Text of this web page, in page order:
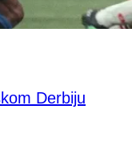
Derbiju